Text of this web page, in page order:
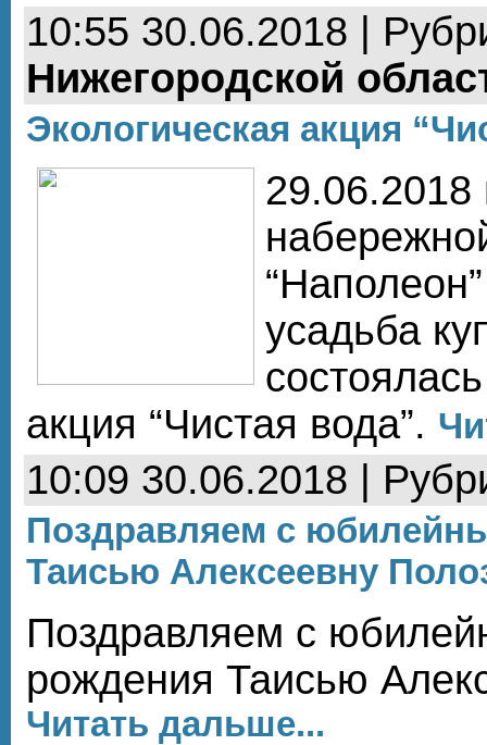
10:55 30.06.2018 |
Нижегородской
Экологическая акция
29.06.2018
усадьба
акция “Чистая вода”.
10:09 30.06.2018 |
Поздравляем с
Таисью Алексеевну
Поздравляем с
рождения Таисью
Читать дальше...